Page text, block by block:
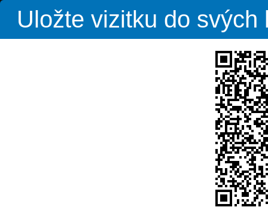
Uložte vizitku do